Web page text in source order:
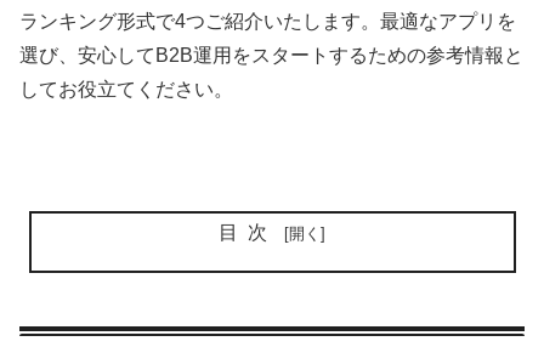
ランキング形式で4つご紹介いたします。最適なアプリを
選び、安心してB2B運用をスタートするための参考情報と
してお役立てください。
目次